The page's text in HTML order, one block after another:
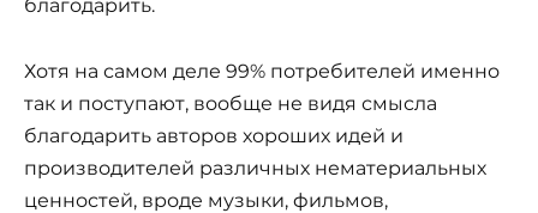
благодарить.
Хотя на самом деле 99% потребителей именно
так и поступают, вообще не видя смысла
благодарить авторов хороших идей и
производителей различных нематериальных
ценностей, вроде музыки, фильмов,